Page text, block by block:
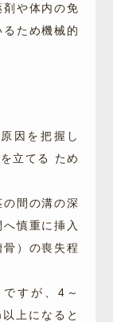
や体内の免
ため機械的
因を把握し
立てる ため
間の溝の深
慎重に挿入
）の喪失程
すが、4～
上になると